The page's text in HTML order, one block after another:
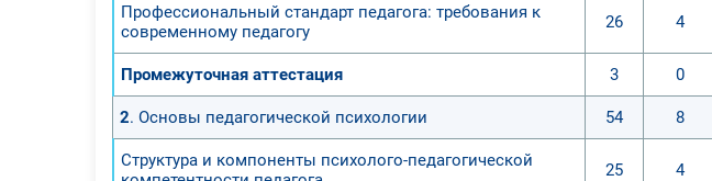
Профессиональный стандарт педагога: требования к
современному педагогу
26 4
Промежуточная аттестация 3 0
2. Основы педагогической психологии 54 8
Структура и компоненты психолого-педагогической
25 4